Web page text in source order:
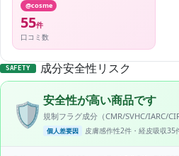
@cosme
55件
口コミ数
SAFETY 成分安全性リスク
🛡️安全性が高い商品です
規制フラグ成分（CMR/SVHC/IARC/
個人差要因 皮膚感作性2件・経皮吸収35